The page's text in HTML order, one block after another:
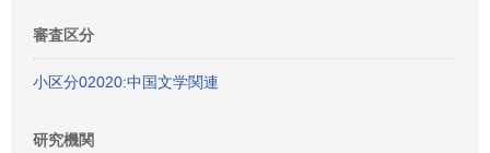
審査区分
小区分02020:中国文学関連
研究機関